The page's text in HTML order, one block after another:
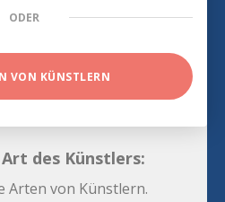
ODER
VON KÜNSTLERN
des Künstlers:
Arten von Künstlern.